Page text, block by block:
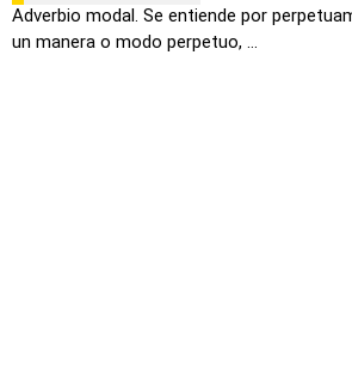
Adverbio modal. Se entiende por
un manera o modo perpetuo, ...